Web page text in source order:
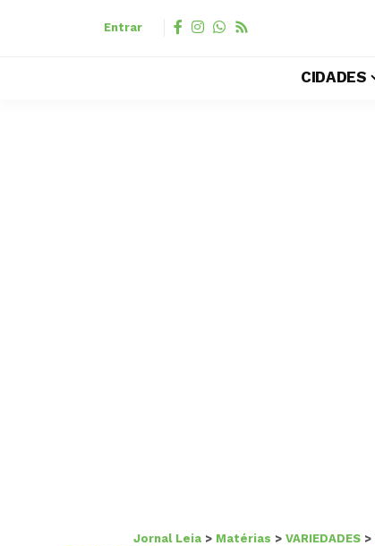
Entrar
CIDADES
Jornal Leia> Matérias > VARIEDADES>